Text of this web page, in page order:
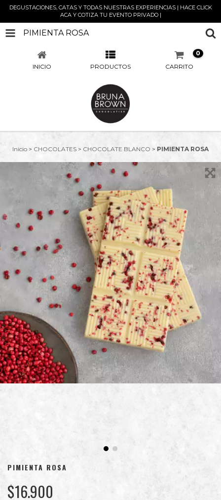
DEGUSTACIONES, CATAS Y TODAS NUESTRAS EXPERIENCIAS | HACE CLICK
ACA Y COTIZA TU EVENTO PRIVADO |
PIMIENTA ROSA
INICIO PRODUCTOS CARRITO
0
Inicio > CHOCOLATES > CHOCOLATE BLANCO > PIMIENTA ROSA
PIMIENTA ROSA
$16.900